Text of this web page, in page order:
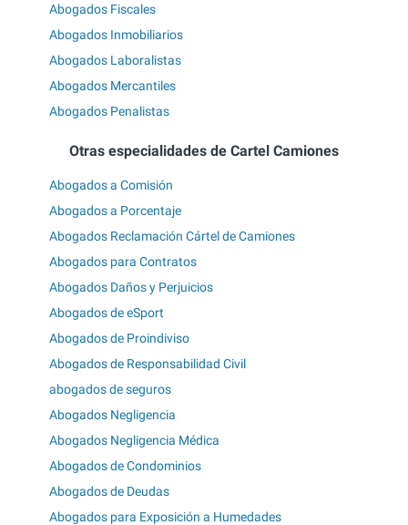
Abogados Fiscales
Abogados Inmobiliarios
Abogados Laboralistas
Abogados Mercantiles
Abogados Penalistas
Otras especialidades de Cartel Camiones
Abogados a Comisión
Abogados a Porcentaje
Abogados Reclamación Cártel de Camiones
Abogados para Contratos
Abogados Daños y Perjuicios
Abogados de eSport
Abogados de Proindiviso
Abogados de Responsabilidad Civil
abogados de seguros
Abogados Negligencia
Abogados Negligencia Médica
Abogados de Condominios
Abogados de Deudas
Abogados para Exposición a Humedades